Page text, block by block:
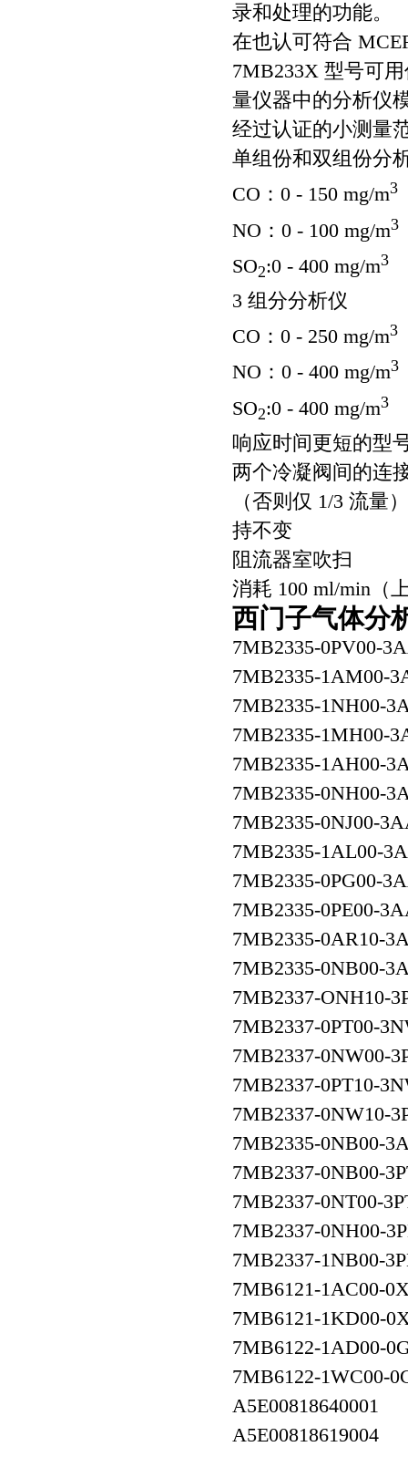
录和处理的功能。
在也认可符合
7MB233X 型号可
量仪器中的分析仪
经过认证的小测量
单组份和双组份分
CO：0 - 150 mg/m3
NO：0 - 100 mg/m3
SO2:0 - 400 mg/m3
3 组分分析仪
CO：0 - 250 mg/m3
NO：0 - 400 mg/m3
SO2:0 - 400 mg/m3
响应时间更短的型
两个冷凝阀间的连
（否则仅 1/3 流量
持不变
阻流器室吹扫
消耗 100 ml/min（
西门子气体分
7MB2335-0PV00-
7MB2335-1AM00-
7MB2335-1NH00-
7MB2335-1MH00-
7MB2335-1AH00-
7MB2335-0NH00-
7MB2335-0NJ00-
7MB2335-1AL00-
7MB2335-0PG00-
7MB2335-0PE00-
7MB2335-0AR10-
7MB2335-0NB00-
7MB2337-ONH10-
7MB2337-0PT00-
7MB2337-0NW00-
7MB2337-0PT10-
7MB2337-0NW10-
7MB2335-0NB00-
7MB2337-0NB00-
7MB2337-0NT00-
7MB2337-0NH00-
7MB2337-1NB00-
7MB6121-1AC00-
7MB6121-1KD00-
7MB6122-1AD00-
7MB6122-1WC00-
A5E00818640001
A5E00818619004